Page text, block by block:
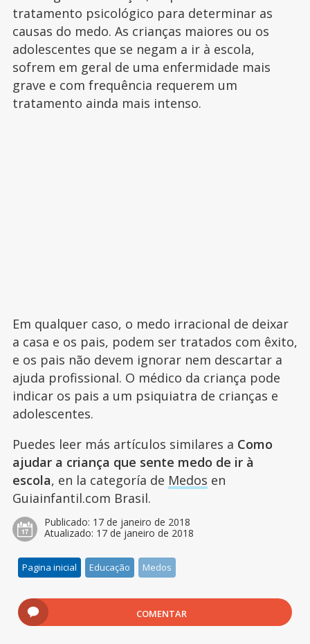
tratamento psicológico para determinar as
causas do medo. As crianças maiores ou os
adolescentes que se negam a ir à escola,
sofrem em geral de uma enfermidade mais
grave e com frequência requerem um
tratamento ainda mais intenso.
Em qualquer caso, o medo irracional de deixar
a casa e os pais, podem ser tratados com êxito,
e os pais não devem ignorar nem descartar a
ajuda profissional. O médico da criança pode
indicar os pais a um psiquiatra de crianças e
adolescentes.
Puedes leer más artículos similares a Como
ajudar a criança que sente medo de ir à
escola, en la categoría de Medos en
Guiainfantil.com Brasil.
Publicado: 17 de janeiro de 2018
Atualizado: 17 de janeiro de 2018
Pagina inicial Educação Medos
COMENTAR